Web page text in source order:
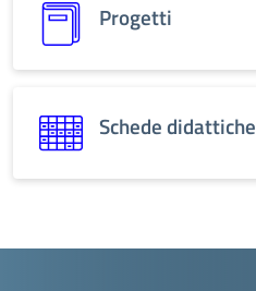
Progetti
Schede didattiche